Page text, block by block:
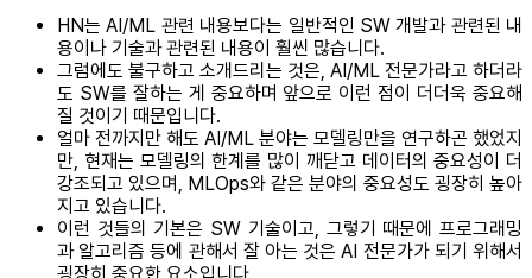
HN는 AI/ML 관련 내용보다는 일반적인 SW 개발과 관련된 내
용이나 기술과 관련된 내용이 훨씬 많습니다.
그럼에도 불구하고 소개드리는 것은, AI/ML 전문가라고 하더라
도 SW를 잘하는 게 중요하며 앞으로 이런 점이 더더욱 중요해
질 것이기 때문입니다.
얼마 전까지만 해도 AI/ML 분야는 모델링만을 연구하곤 했었지
만, 현재는 모델링의 한계를 많이 깨닫고 데이터의 중요성이 더
강조되고 있으며, MLOps와 같은 분야의 중요성도 굉장히 높아
지고 있습니다.
이런 것들의 기본은 SW 기술이고, 그렇기 때문에 프로그래밍
과 알고리즘 등에 관해서 잘 아는 것은 AI 전문가가 되기 위해서